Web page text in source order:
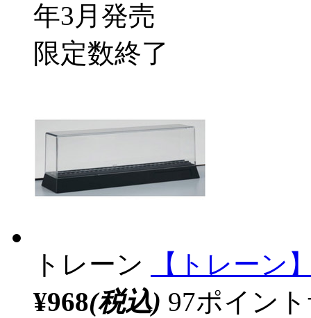
年3月発売
限定数終了
トレーン
【トレーン
¥968(税込) 97ポイン